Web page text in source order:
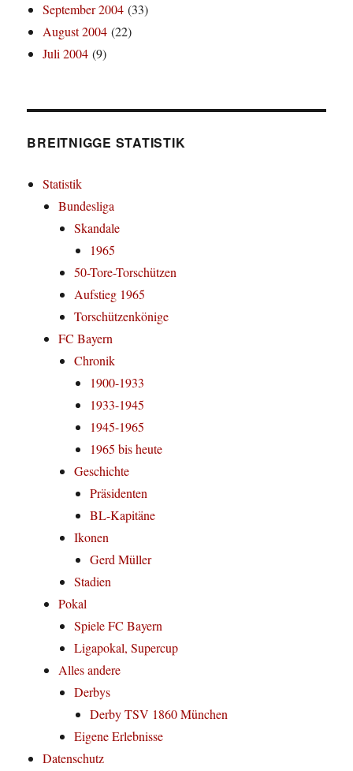
September 2004 (33)
August 2004 (22)
Juli 2004 (9)
BREITNIGGE STATISTIK
Statistik
Bundesliga
Skandale
1965
50-Tore-Torschützen
Aufstieg 1965
Torschützenkönige
FC Bayern
Chronik
1900-1933
1933-1945
1945-1965
1965 bis heute
Geschichte
Präsidenten
BL-Kapitäne
Ikonen
Gerd Müller
Stadien
Pokal
Spiele FC Bayern
Ligapokal, Supercup
Alles andere
Derbys
Derby TSV 1860 München
Eigene Erlebnisse
Datenschutz